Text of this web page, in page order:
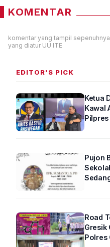
KOMENTAR
komentar yang tampil
yang diatur UU ITE
EDITOR'S PICK
Ketua
Kawal
Pilpres
Pujon
Road
Gresik
Polres